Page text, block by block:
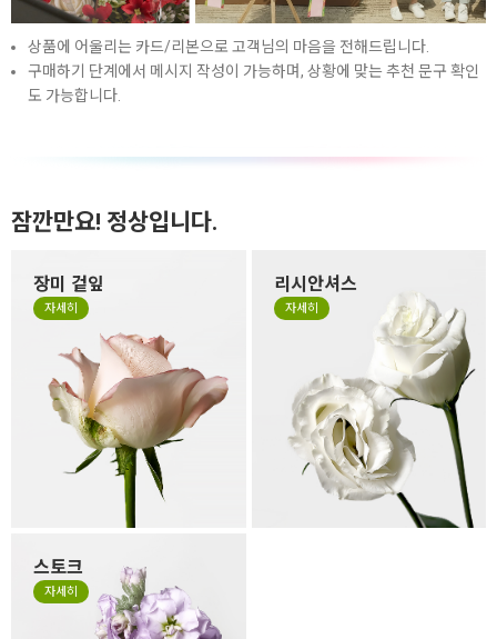
상품에 어울리는 카드/리본으로 고객님의 마음을 전해드립니다.
구매하기 단계에서 메시지 작성이 가능하며, 상황에 맞는 추천 문구 확인
도 가능합니다.
잠깐만요! 정상입니다.
장미 겉잎
자세히
장미 겉잎이 쭈글거리거나 잎
의 색이 바랜 것은 시든게 아니
라 꽃을 예쁜 형태로 싱싱하고
오랜 생명력을 유지하기 위해
떼지 않고 제작하는 경우가 있
습니다. 만일 겉잎이 보기 싫으
시면 겉잎 부분만 살짝 떼어 주
리시안셔스
자세히
리시안셔스는 꽃잎이 하늘거
리는 얇은 잎들로 구성되어 있
어서 소재 특성상 꽃 형태가 원
형이 아닌 타원형으로 눌리거
나, 봉오리 형태가 찌그러져 있
을 수 있습니다. 살아있는 꽃의
자연스런 모습이니 그 모습도
사랑해 주세요.
스토크
자세히
계절꽃 소재로 잘 사용하는 스
토크는 얇고 작은 잎들이 줄줄
이 달려 있는 꽃으로 이러한 특